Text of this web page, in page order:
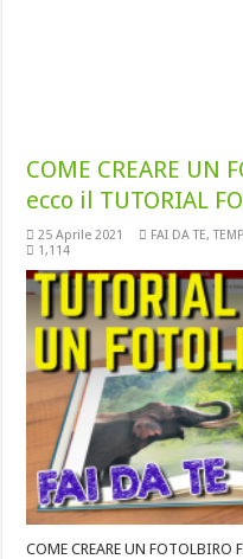
COME CREARE UN
ecco il TUTORIAL
25 Aprile 2021 FAI DA TE,
1,114
COME CREARE UN FOTOLBIRO